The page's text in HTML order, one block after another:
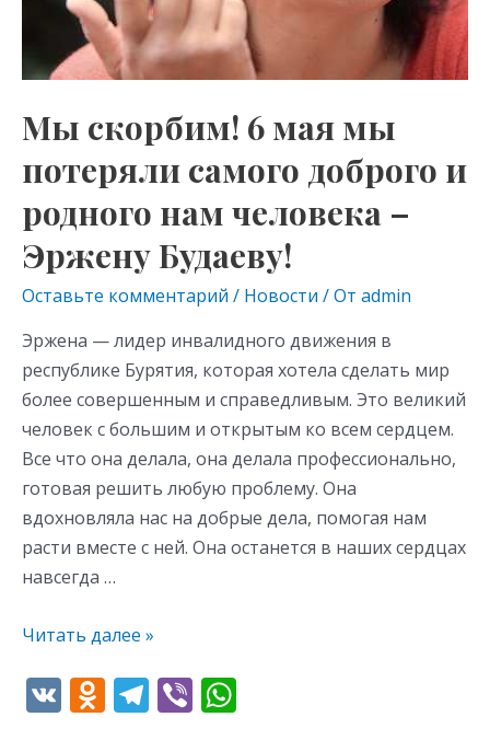
Мы скорбим! 6 мая мы
потеряли самого доброго и
родного нам человека –
Эржену Будаеву!
Оставьте комментарий / Новости / От admin
Эржена — лидер инвалидного движения в
республике Бурятия, которая хотела сделать мир
более совершенным и справедливым. Это великий
человек с большим и открытым ко всем сердцем.
Все что она делала, она делала профессионально,
готовая решить любую проблему. Она
вдохновляла нас на добрые дела, помогая нам
расти вместе с ней. Она останется в наших сердцах
навсегда …
человека
Эржену
Читать далее »
V O T Vi